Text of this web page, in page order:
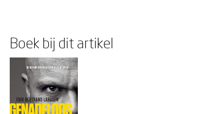
Boek bij dit artikel